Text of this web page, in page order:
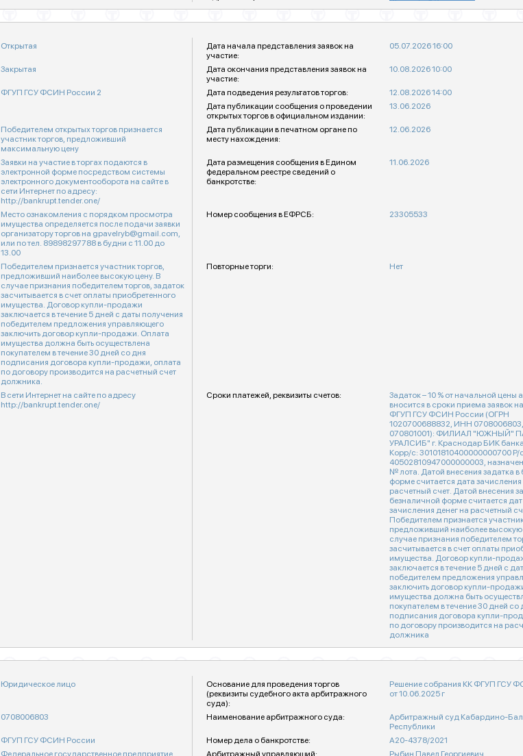
Открытая
Дата начала представления заявок на
участие:
05.07.2026 16:00
Закрытая
Дата окончания представления заявок на
участие:
10.08.2026 10:00
ФГУП ГСУ ФСИН России 2 Дата подведения результатов торгов:
12.08.2026 14:00
Дата публикации сообщения о проведении
открытых торгов в официальном издании:
13.06.2026
Победителем открытых торгов признается
участник торгов, предложивший
максимальную цену
Дата публикации в печатном органе по
месту нахождения:
12.06.2026
Заявки на участие в торгах подаются в
электронной форме посредством системы
электронного документооборота на сайте в
сети Интернет по адресу:
http://bankrupt.tender.one/
Дата размещения сообщения в Едином
федеральном реестре сведений о
банкротстве:
11.06.2026
Место ознакомления с порядком просмотра
имущества определяется после подачи заявки
организатору торгов на gpavelryb@gmail.com,
или по тел. 89898297788 в будни с 11.00 до
13.00
Номер сообщения в ЕФРСБ: 23305533
Победителем признается участник торгов,
предложивший наиболее высокую цену. В
случае признания победителем торгов, задаток
засчитывается в счет оплаты приобретенного
имущества. Договор купли-продажи
заключается в течение 5 дней с даты получения
победителем предложения управляющего
заключить договор купли-продажи. Оплата
имущества должна быть осуществлена
покупателем в течение 30 дней со дня
подписания договора купли-продажи, оплата
по договору производится на расчетный счет
должника.
Повторные торги: Нет
В сети Интернет на сайте по адресу
http://bankrupt.tender.one/
Сроки платежей, реквизиты счетов:
Задаток – 10 % от начальной цены
вносится в сроки приема заявок
ФГУП ГСУ ФСИН России (ОГРН
1020700688832, ИНН
070801001): ФИЛИАЛ "ЮЖНЫЙ"
УРАЛСИБ" г. Краснодар БИК
Корр/с: 30101810400000000700 Р/
40502810947000000003,
№ лота. Датой внесения задатка в
форме считается дата зачисления
расчетный счет. Датой внесения
безналичной форме считается
зачисления денег на расчетный
Победителем признается
предложивший наиболее высокую
случае признания победителем
засчитывается в счет оплаты
имущества. Договор купли-
заключается в течение 5 дней с
победителем предложения
заключить договор купли-
имущества должна быть
покупателем в течение 30 дней со
подписания договора купли-
по договору производится на
должника
Юридическое лицо
Основание для проведения торгов
(реквизиты судебного акта арбитражного
суда):
Решение собрания КК ФГУП ГСУ
от 10.06.2025 г
0708006803 Наименование арбитражного суда:
Арбитражный суд Кабардино-
Республики
ФГУП ГСУ ФСИН России Номер дела о банкротстве:
А20-4378/2021
Федеральное государственное предприятие Арбитражный управляющий: Рыбин Павел Георгиевич